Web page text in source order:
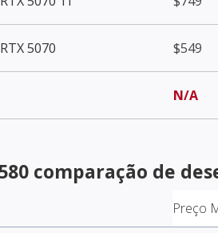
5070 $549
N/A
comparação de
Preço